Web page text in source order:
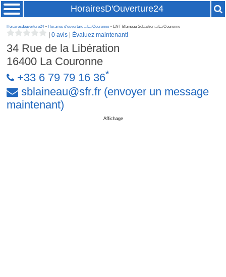
HorairesD'Ouverture24
Horairesdouverture24» Horaires d'ouverture à La Couronne » ENT Blaineau Sébastien à La Couronne
|0 avis Évaluez maintenant!
34 Rue de la Libération
16400 La Couronne
+33 6 79 79 16 36*
sblaineau@sfr.fr (envoyer un message
maintenant)
Affichage